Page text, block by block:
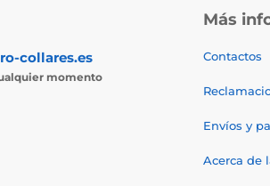
collares.es
momento
Más
Contactos
Envíos y
Acerca de